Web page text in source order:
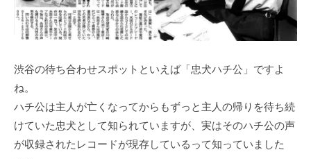
渋谷の待ち合わせスポットといえば「忠犬ハチ公」ですよ
ね。
ハチ公は主人が亡くなってからもずっと主人の帰りを待ち続
けていた忠犬として知られていますが、実はそのハチ公の声
が収録されたレコードが現存しているって知っていました